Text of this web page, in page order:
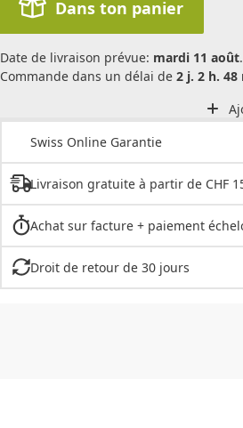
Dans ton panier
Date de livraison prévue: mardi 11 août.
Commande dans un délai de 2 j. 2 h. 48
Swiss Online Garantie
Livraison gratuite à partir de CHF
Achat sur facture + paiement
Droit de retour de 30 jours